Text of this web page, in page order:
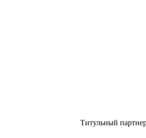
Титульный